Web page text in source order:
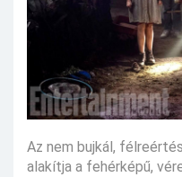
Az nem bujkál,
alakítja a fehérképű,